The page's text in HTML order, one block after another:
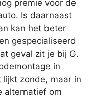
premie voor de
Is daarnaast
kan het beter
gespecialiseerd
geval zit je bij G.
in
lijkt zonde, maar in
alternatief om